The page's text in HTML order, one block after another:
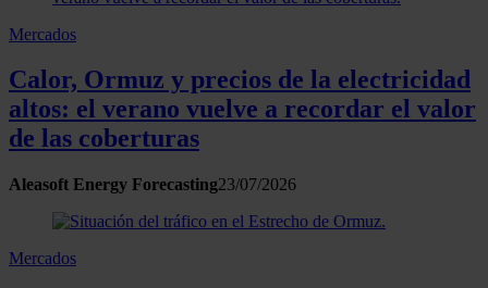
Mercados
Calor, Ormuz y precios de la electricidad
altos: el verano vuelve a recordar el valor
de las coberturas
Aleasoft Energy Forecasting23/07/2026
Mercados